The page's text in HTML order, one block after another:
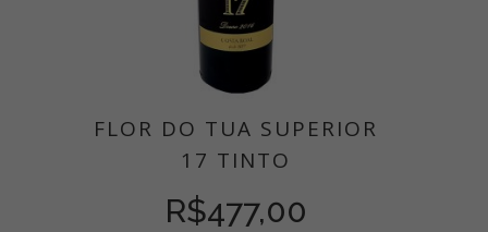
FLOR DO TUA SUPERIOR
17 TINTO
R$477,00